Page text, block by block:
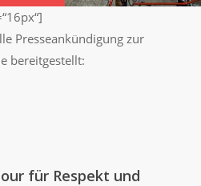
Presseankündigung zur
bereitgestellt:
für Respekt und